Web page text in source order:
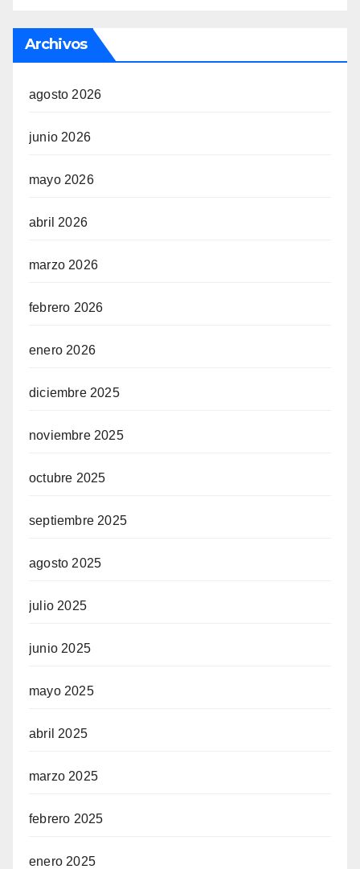
Archivos
agosto 2026
junio 2026
mayo 2026
abril 2026
marzo 2026
febrero 2026
enero 2026
diciembre 2025
noviembre 2025
octubre 2025
septiembre 2025
agosto 2025
julio 2025
junio 2025
mayo 2025
abril 2025
marzo 2025
febrero 2025
enero 2025